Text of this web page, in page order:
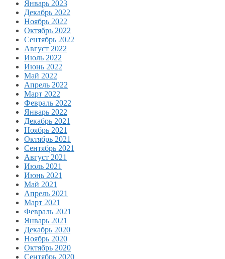
Январь 2023
Декабрь 2022
Ноябрь 2022
Октябрь 2022
Сентябрь 2022
Август 2022
Июль 2022
Июнь 2022
Май 2022
Апрель 2022
Март 2022
Февраль 2022
Январь 2022
Декабрь 2021
Ноябрь 2021
Октябрь 2021
Сентябрь 2021
Август 2021
Июль 2021
Июнь 2021
Май 2021
Апрель 2021
Март 2021
Февраль 2021
Январь 2021
Декабрь 2020
Ноябрь 2020
Октябрь 2020
Сентябрь 2020